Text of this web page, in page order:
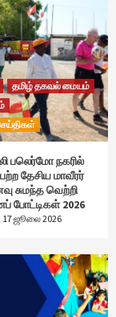
தமிழ் தகவல் மையம்
பலெர்மோ நகரில்
தேசிய மாவீரர்
சுமந்த வெற்றி
போட்டிகள் 2026
17 ஜூலை 2026